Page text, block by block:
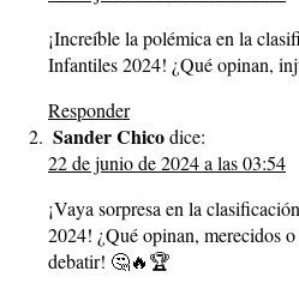
¡Increíble la polémica en la
Infantiles 2024! ¿Qué opinan,
Responder
Sander Chicodice:
22 de junio de 2024 a las 03:54
¡Vaya sorpresa en la
2024! ¿Qué opinan, merecidos
debatir! 🤔🔥🏆